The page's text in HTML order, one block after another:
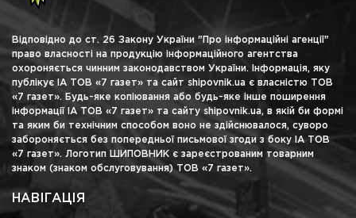
Відповідно до ст. 26 Закону України "Про інформаційні агенції"
право власності на продукцію інформаційного агентства
охороняється чинним законодавством України. Інформація, яку
публікує ІА ТОВ «7 газет» та сайт shipovnik.ua є власністю ТОВ
«7 газет». Будь-яке копіювання або будь-яке інше поширення
інформації ІА ТОВ «7 газет» та сайту shipovnik.ua, в якій би формі
та яким би технічним способом воно не здійснювалося, суворо
забороняється без попередньої письмової згоди з боку ІА ТОВ
«7 газет». Логотип ШИПОВНИК є зареєстрованим товарним
знаком (знаком обслуговування) ТОВ «7 газет».
НАВІГАЦІЯ